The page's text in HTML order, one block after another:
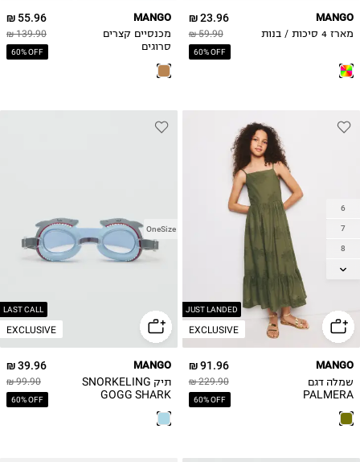
23.96 ₪
59.90 ₪
60% OFF
MANGO
מארז 4 סיכות / בנות
55.96 ₪
139.90 ₪
60% OFF
MANGO
מכנסיים קצרים
סרוגים
JUST LANDED
EXCLUSIVE
6
7
8
9
12
13-14Y
91.96 ₪
229.90 ₪
60% OFF
MANGO
שמלה דגם
PALMERA
LAST CALL
EXCLUSIVE
OneSize
39.96 ₪
99.90 ₪
60% OFF
MANGO
תיק SNORKELING
GOGG SHARK